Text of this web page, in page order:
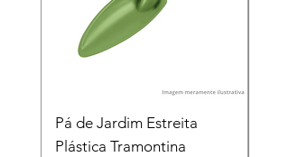
Pá de Jardim Estreita
Plástica Tramontina